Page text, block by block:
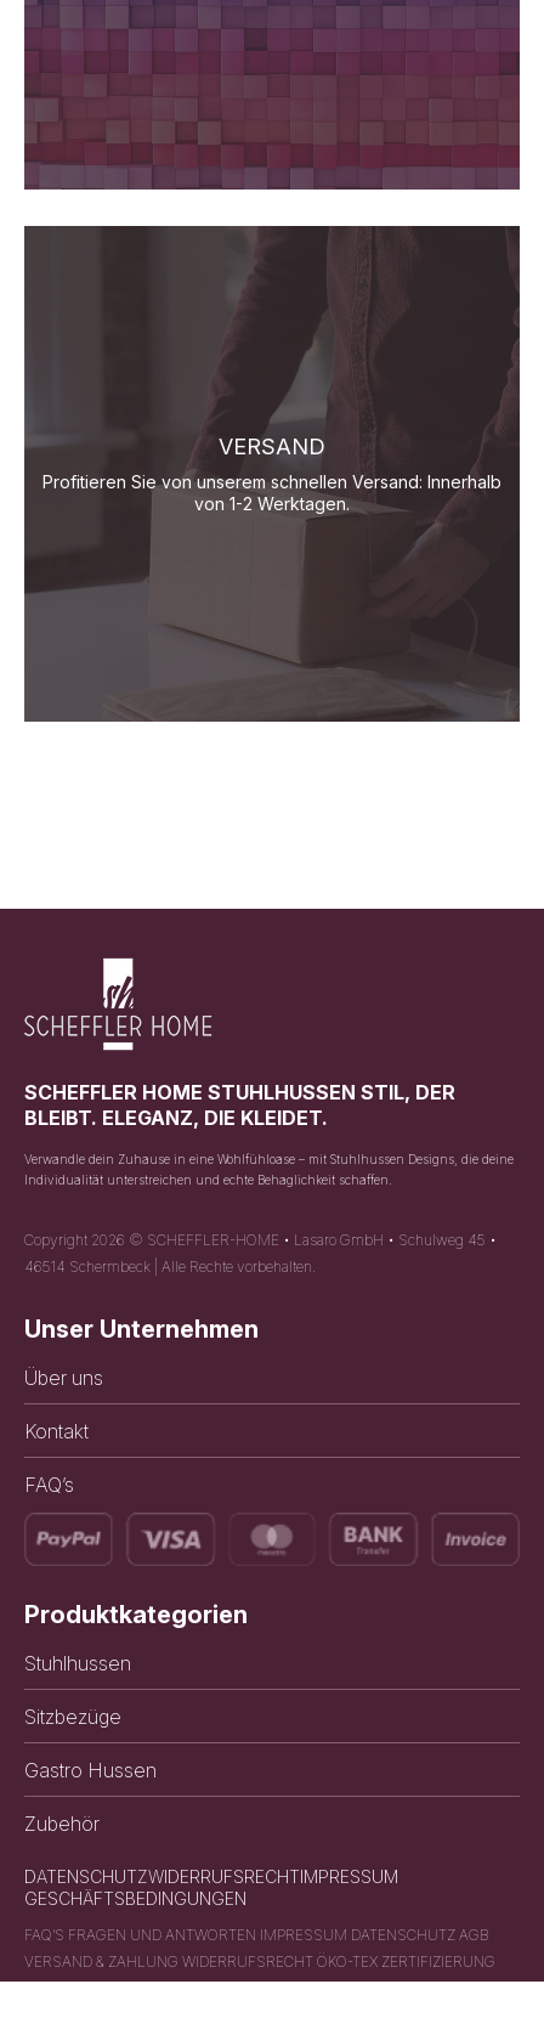
VERSAND
Profitieren Sie von unserem schnellen Versand: Innerhalb
von 1-2 Werktagen.
SCHEFFLER HOME STUHLHUSSEN STIL, DER
BLEIBT. ELEGANZ, DIE KLEIDET.
Verwandle dein Zuhause in eine Wohlfühloase – mit Stuhlhussen Designs, die deine
Individualität unterstreichen und echte Behaglichkeit schaffen.
Copyright 2026 © SCHEFFLER-HOME • Lasaro GmbH • Schulweg 45 •
46514 Schermbeck | Alle Rechte vorbehalten.
Unser Unternehmen
Über uns
Kontakt
FAQ’s
Produktkategorien
Stuhlhussen
Sitzbezüge
Gastro Hussen
Zubehör
DATENSCHUTZWIDERRUFSRECHTIMPRESSUM
GESCHÄFTSBEDINGUNGEN
FAQ’S FRAGEN UND ANTWORTEN IMPRESSUM DATENSCHUTZ AGB
VERSAND & ZAHLUNG WIDERRUFSRECHT ÖKO-TEX ZERTIFIZIERUNG